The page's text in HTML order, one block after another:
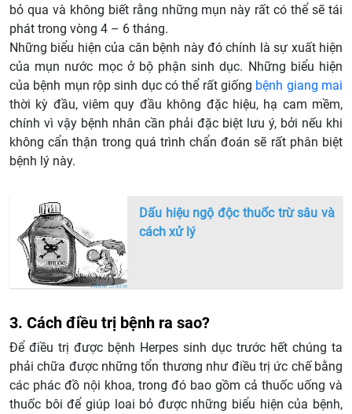
bỏ qua và không biết rằng những mụn này rất có thể sẽ tái
phát trong vòng 4 – 6 tháng.
Những biểu hiện của căn bệnh này đó chính là sự xuất hiện
của mụn nước mọc ở bộ phận sinh dục. Những biểu hiện
của bệnh mụn rộp sinh dục có thể rất giống bệnh giang mai
thời kỳ đầu, viêm quy đầu không đặc hiệu, hạ cam mềm,
chính vì vậy bệnh nhân cần phải đặc biệt lưu ý, bởi nếu khi
không cẩn thận trong quá trình chẩn đoán sẽ rất phân biệt
bệnh lý này.
Dấu hiệu ngộ độc thuốc trừ sâu và
cách xử lý
3. Cách điều trị bệnh ra sao?
Để điều trị được bệnh Herpes sinh dục trước hết chúng ta
phải chữa được những tổn thương như điều trị ức chế bằng
các phác đồ nội khoa, trong đó bao gồm cả thuốc uống và
thuốc bôi để giúp loai bỏ được những biểu hiện của bệnh,